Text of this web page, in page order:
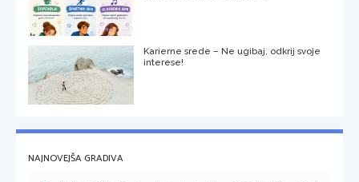
Karierne srede – Ne ugibaj, odkrij svoje
interese!
NAJNOVEJŠA GRADIVA